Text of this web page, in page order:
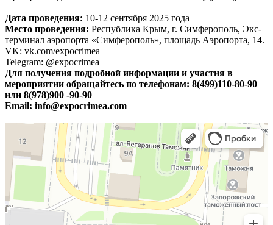
Дата проведения: 10-12 сентября 2025 года
Место проведения: Республика Крым, г. Симферополь, Экс-
терминал аэропорта «Симферополь», площадь Аэропорта, 14.
VK: vk.com/expocrimea
Telegram: @expocrimea
Для получения подробной информации и участия в
мероприятии обращайтесь по телефонам: 8(499)110-80-90
или 8(978)900 -90-90
Email: info@expocrimea.com